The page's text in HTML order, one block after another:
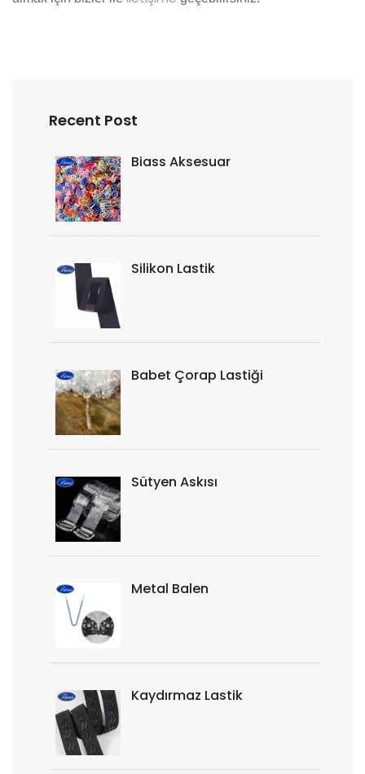
Recent Post
Biass Aksesuar
Silikon Lastik
Babet Çorap Lastiği
Sütyen Askısı
Metal Balen
Kaydırmaz Lastik